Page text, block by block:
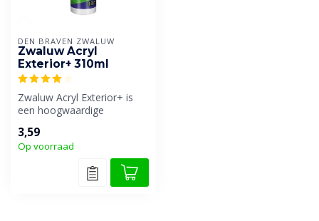
DEN BRAVEN ZWALUW
Zwaluw Acryl
Exterior+ 310ml
Zwaluw Acryl Exterior+ is
een hoogwaardige
aanbrengen sne...
3,59
Op voorraad